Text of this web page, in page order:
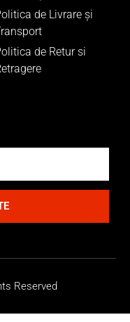
de Livrare și
de Retur si
Reserved